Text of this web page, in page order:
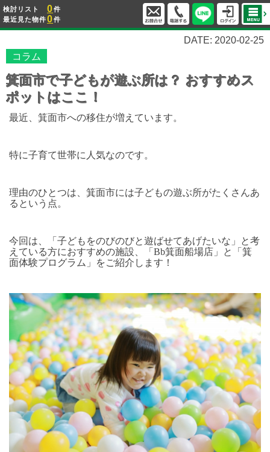
検討リスト 0件
最近見た物件0件
DATE: 2020-02-25
コラム
箕面市で子どもが遊ぶ所は？ おすすめス
ポットはここ！
最近、箕面市への移住が増えています。
特に子育て世帯に人気なのです。
理由のひとつは、箕面市には子どもの遊ぶ所がたくさんあ
るという点。
今回は、「子どもをのびのびと遊ばせてあげたいな」と考
えている方におすすめの施設、「Bb箕面船場店」と「箕
面体験プログラム」をご紹介します！